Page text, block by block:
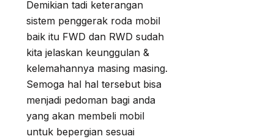
Demikian tadi keterangan
sistem penggerak roda mobil
baik itu FWD dan RWD sudah
kita jelaskan keunggulan &
kelemahannya masing masing.
Semoga hal hal tersebut bisa
menjadi pedoman bagi anda
yang akan membeli mobil
untuk bepergian sesuai